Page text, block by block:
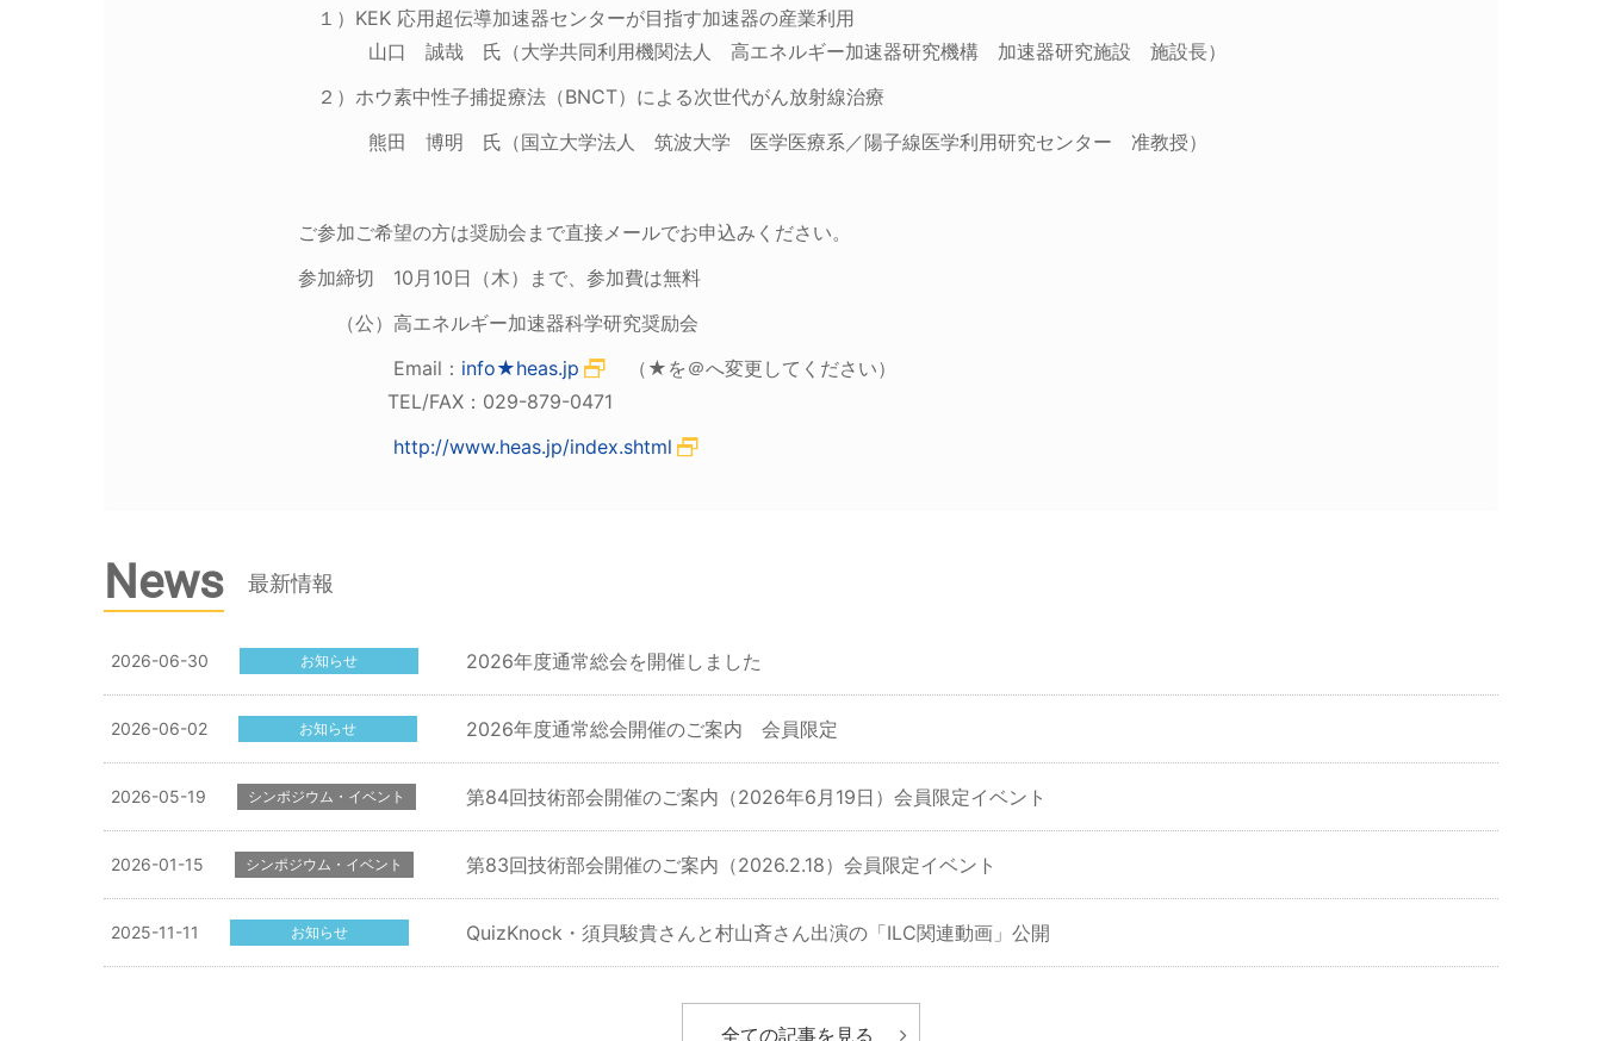
１）KEK 応用超伝導加速器センターが目指す加速器の産業利用
山口 誠哉 氏（大学共同利用機関法人 高エネルギー加速器研究機構 加速器研究施設 施設長）
２）ホウ素中性子捕捉療法（BNCT）による次世代がん放射線治療
熊田 博明 氏（国立大学法人 筑波大学 医学医療系／陽子線医学利用研究センター 准教授）
ご参加ご希望の方は奨励会まで直接メールでお申込みください。
参加締切 10月10日（木）まで、参加費は無料
（公）高エネルギー加速器科学研究奨励会
Email： info★heas.jp
（★を＠へ変更してください）
TEL/FAX：029-879-0471
http://www.heas.jp/index.shtml
News 最新情報
2026-06-30 お知らせ 2026年度通常総会を開催しました
2026-06-02 お知らせ 2026年度通常総会開催のご案内 会員限定
2026-05-19 シンポジウム・イベント 第84回技術部会開催のご案内（2026年6月19日）会員限定イベント
2026-01-15 シンポジウム・イベント 第83回技術部会開催のご案内（2026.2.18）会員限定イベント
2025-11-11 お知らせ QuizKnock・須貝駿貴さんと村山斉さん出演の「ILC関連動画」公開
全ての記事を見る